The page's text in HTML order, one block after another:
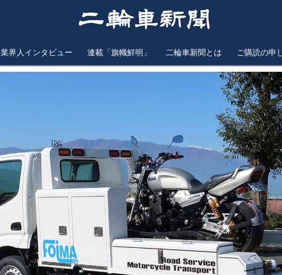
業界人インタビュー 連載「旗幟鮮明」 二輪車新聞とは ご購読の申